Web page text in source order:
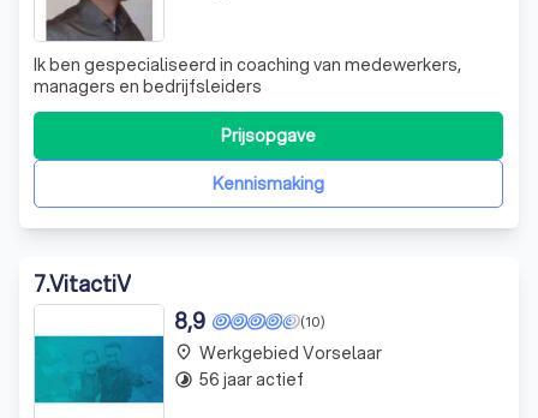
Ik ben gespecialiseerd in coaching van medewerkers,
managers en bedrijfsleiders
Kennismaking
Prijsopgave
7.VitactiV
(10)
8,9
place Werkgebied Vorselaar
timelapse 56 jaar actief